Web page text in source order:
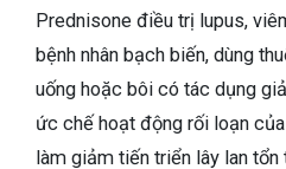
Prednisone điều trị lupus,
bệnh nhân bạch biến, dùng
uống hoặc bôi có tác dụng
ức chế hoạt động rối loạn
làm giảm tiến triển lây lan